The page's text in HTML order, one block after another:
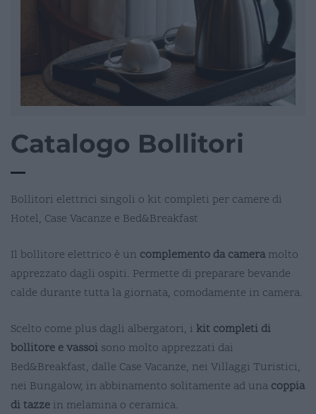
Catalogo Bollitori
Bollitori elettrici singoli o kit completi per camere di
Hotel, Case Vacanze e Bed&Breakfast
Il bollitore elettrico è un complemento da camera molto
apprezzato dagli ospiti. Permette di preparare bevande
calde durante tutta la giornata, comodamente in camera.
Scelto come plus dagli albergatori, i kit completi di
bollitore e vassoi sono molto apprezzati dai
Bed&Breakfast, dalle Case Vacanze, nei Villaggi Turistici,
nei Bungalow, in abbinamento solitamente ad una coppia
di tazze in melamina o ceramica.